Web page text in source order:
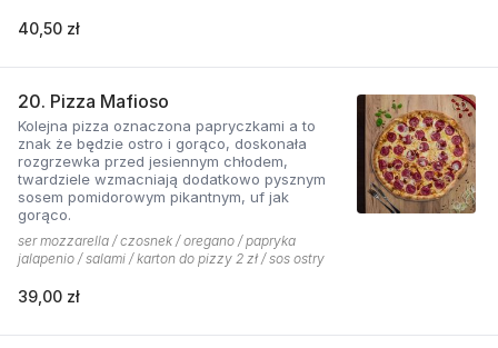
40,50 zł
20. Pizza Mafioso
Kolejna pizza oznaczona papryczkami a to
znak że będzie ostro i gorąco, doskonała
rozgrzewka przed jesiennym chłodem,
twardziele wzmacniają dodatkowo pysznym
sosem pomidorowym pikantnym, uf jak
gorąco.
ser mozzarella / czosnek / oregano / papryka
jalapenio / salami / karton do pizzy 2 zł / sos ostry
39,00 zł